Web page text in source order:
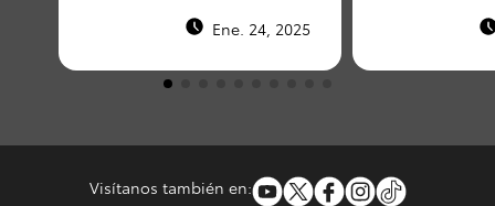
sobre el futuro de laEne. 24, 2025
Visítanos también en: